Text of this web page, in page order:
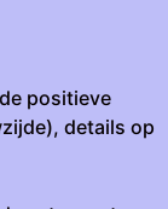
positieve
details op